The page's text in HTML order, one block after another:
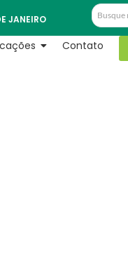
JANEIRO
Contato